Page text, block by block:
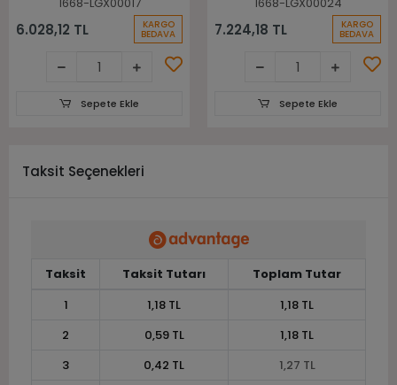
1668-LGX00017
6.028,12 TL KARGO
BEDAVA
Sepete Ekle
1668-LGX00024
7.224,18 TL KARGO
BEDAVA
Sepete Ekle
Taksit Seçenekleri
Taksit Taksit Tutarı
Toplam Tutar
1
1,18 TL
1,18 TL
2
0,59 TL
1,18 TL
3
0,42 TL
1,27 TL